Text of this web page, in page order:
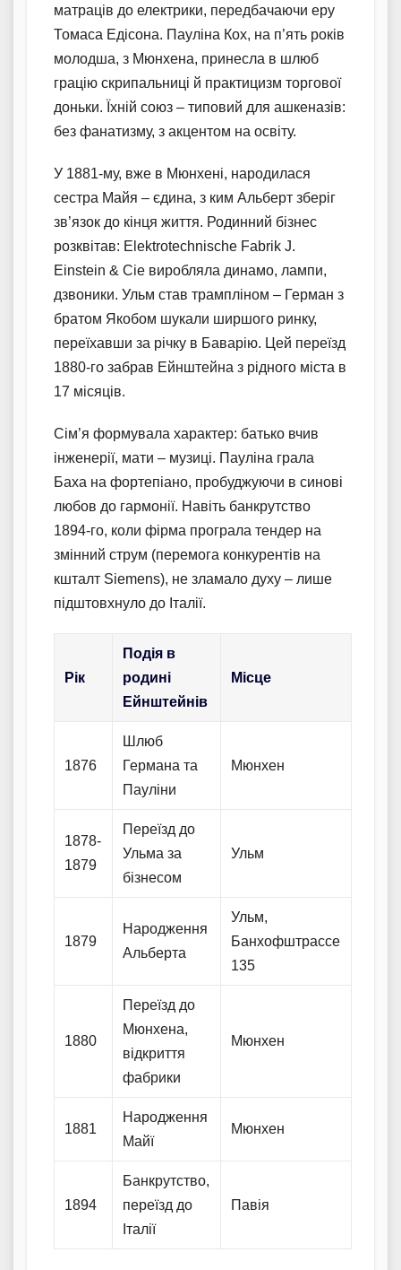
матраців до електрики, передбачаючи еру
Томаса Едісона. Пауліна Кох, на п’ять років
молодша, з Мюнхена, принесла в шлюб
грацію скрипальниці й практицизм торгової
доньки. Їхній союз – типовий для ашкеназів:
без фанатизму, з акцентом на освіту.
У 1881-му, вже в Мюнхені, народилася
сестра Майя – єдина, з ким Альберт зберіг
зв’язок до кінця життя. Родинний бізнес
розквітав: Elektrotechnische Fabrik J.
Einstein & Cie виробляла динамо, лампи,
дзвоники. Ульм став трампліном – Герман з
братом Якобом шукали ширшого ринку,
переїхавши за річку в Баварію. Цей переїзд
1880-го забрав Ейнштейна з рідного міста в
17 місяців.
Сім’я формувала характер: батько вчив
інженерії, мати – музиці. Пауліна грала
Баха на фортепіано, пробуджуючи в синові
любов до гармонії. Навіть банкрутство
1894-го, коли фірма програла тендер на
змінний струм (перемога конкурентів на
кшталт Siemens), не зламало духу – лише
підштовхнуло до Італії.
Рік
Подія в
родині
Ейнштейнів
Місце
1876
Шлюб
Германа та
Пауліни
Мюнхен
1878-
1879
Переїзд до
Ульма за
бізнесом
Ульм
1879
Народження
Альберта
Ульм,
Банхофштрассе
135
1880
Переїзд до
Мюнхена,
відкриття
фабрики
Мюнхен
1881
Народження
Майї
Мюнхен
1894
Банкрутство,
переїзд до
Італії
Павія